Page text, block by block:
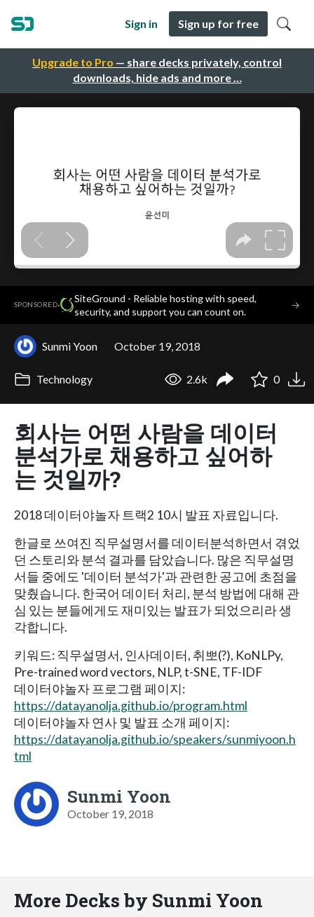
Upgrade to Pro — share decks privately, control
downloads, hide ads and more …
Sign in Sign up for free
SPONSORED·
SiteGround - Reliable hosting with speed,
security, and support you can count on.
→
Sunmi Yoon October 19, 2018
Technology 2.6k 0
회사는 어떤 사람을 데이터
분석가로 채용하고 싶어하
는 것일까?
2018 데이터야놀자 트랙2 10시 발표 자료입니다.
한글로 쓰여진 직무설명서를 데이터분석하면서 겪었
던 스토리와 분석 결과를 담았습니다. 많은 직무설명
서들 중에도 '데이터 분석가'과 관련한 공고에 초점을
맞췄습니다. 한국어 데이터 처리, 분석 방법에 대해 관
심 있는 분들에게도 재미있는 발표가 되었으리라 생
각합니다.
키워드: 직무설명서, 인사데이터, 취뽀(?), KoNLPy,
Pre-trained word vectors, NLP, t-SNE, TF-IDF
데이터야놀자 프로그램 페이지:
https://datayanolja.github.io/program.html
데이터야놀자 연사 및 발표 소개 페이지:
https://datayanolja.github.io/speakers/sunmiyoon.h
tml
Sunmi Yoon
October 19, 2018
More Decks by Sunmi Yoon